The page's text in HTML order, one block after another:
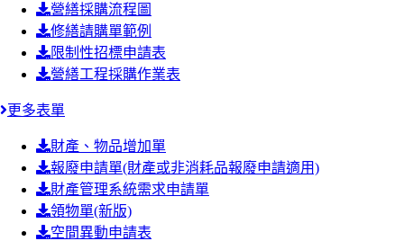
營繕採購流程圖
修繕請購單範例
限制性招標申請表
營繕工程採購作業表
更多表單
財產、物品增加單
報廢申請單(財產或非消耗品報廢申請適用)
財產管理系統需求申請單
領物單(新版)
空間異動申請表